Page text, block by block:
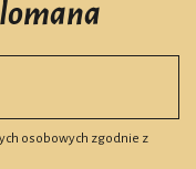
osobowych zgodnie z